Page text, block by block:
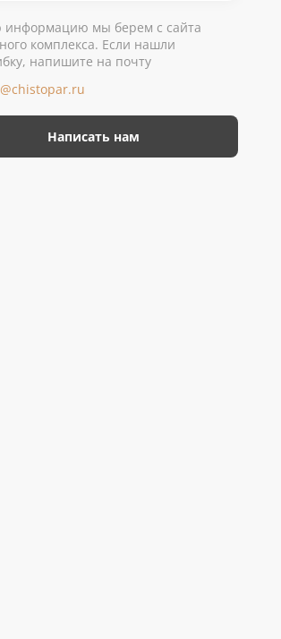
информацию мы берем с сайта
комплекса. Если нашли
напишите на почту
Написать нам